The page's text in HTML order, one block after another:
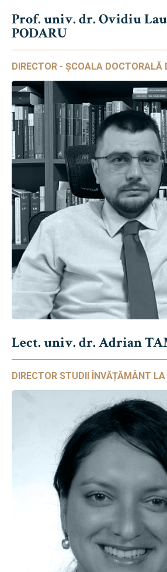
Prof. univ. dr. Ovidiu
PODARU
DIRECTOR - ȘCOALA DOCTORALĂ
Lect. univ. dr. Adrian
DIRECTOR STUDII ÎNVĂȚĂMÂNT